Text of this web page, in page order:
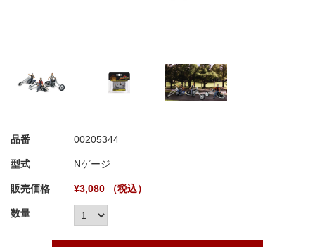
品番 00205344
型式 Nゲージ
販売価格 ¥3,080 （税込）
数量